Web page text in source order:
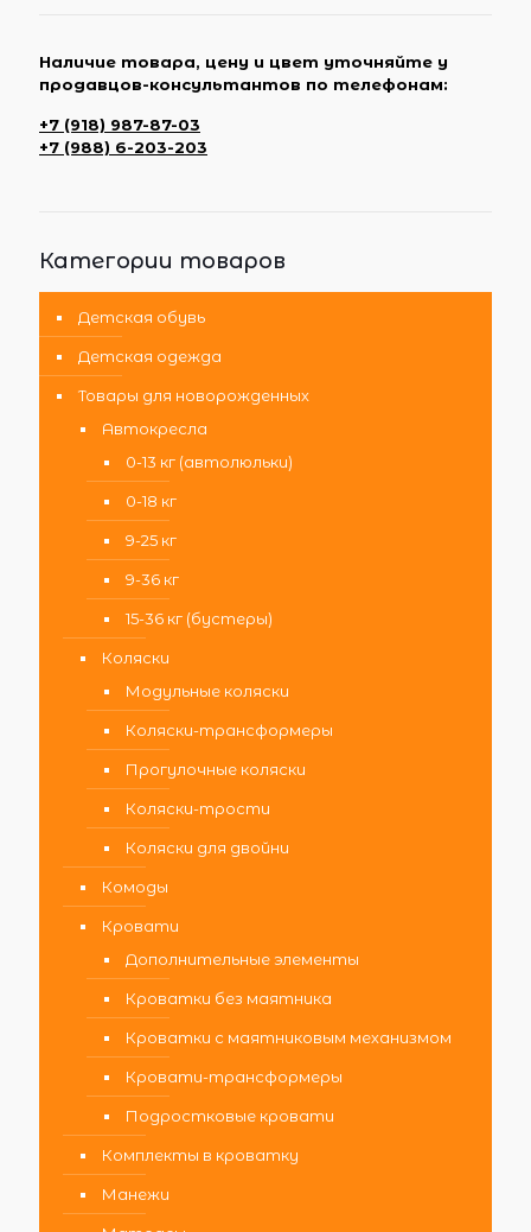
Наличие товара, цену и цвет уточняйте у
продавцов-консультантов по телефонам:
+7 (918) 987-87-03
+7 (988) 6-203-203
Категории товаров
Детская обувь
Детская одежда
Товары для новорожденных
Автокресла
0-13 кг (автолюльки)
0-18 кг
9-25 кг
9-36 кг
15-36 кг (бустеры)
Коляски
Модульные коляски
Коляски-трансформеры
Прогулочные коляски
Коляски-трости
Коляски для двойни
Комоды
Кровати
Дополнительные элементы
Кроватки без маятника
Кроватки с маятниковым механизмом
Кровати-трансформеры
Подростковые кровати
Комплекты в кроватку
Манежи